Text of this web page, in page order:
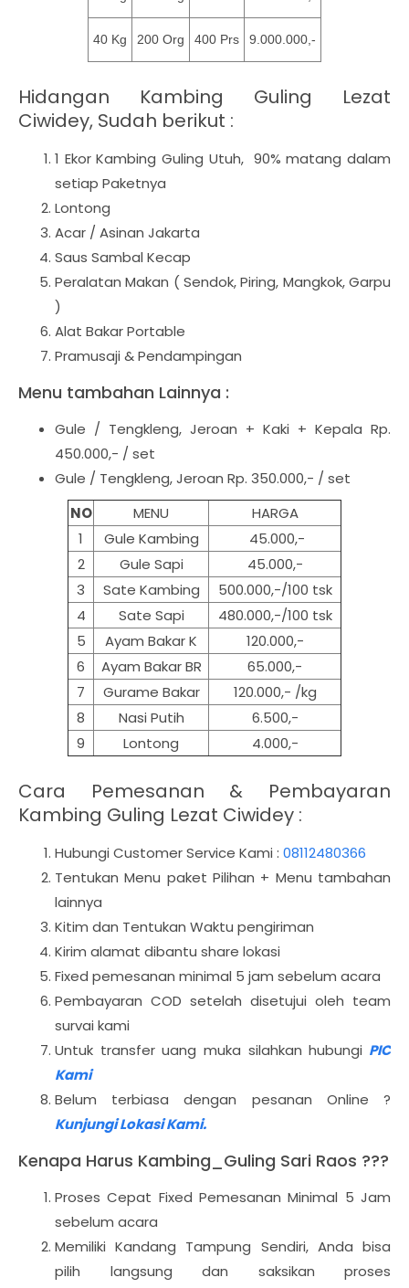
40 Kg 200 Org 400 Prs 9.000.000,-
Hidangan Kambing Guling Lezat
Ciwidey, Sudah berikut :
1 Ekor Kambing Guling Utuh, 90% matang dalam
setiap Paketnya
Lontong
Acar / Asinan Jakarta
Saus Sambal Kecap
Peralatan Makan ( Sendok, Piring, Mangkok, Garpu
)
Alat Bakar Portable
Pramusaji & Pendampingan
Menu tambahan Lainnya :
Gule / Tengkleng, Jeroan + Kaki + Kepala Rp.
450.000,- / set
Gule / Tengkleng, Jeroan Rp. 350.000,- / set
NO
MENU
HARGA
1
Gule Kambing
45.000,-
2
Gule Sapi
45.000,-
3
Sate Kambing
500.000,-/100 tsk
4
Sate Sapi
480.000,-/100 tsk
5
Ayam Bakar K
120.000,-
6
Ayam Bakar BR
65.000,-
7
Gurame Bakar
120.000,- /kg
8
Nasi Putih
6.500,-
9
Lontong 4.000,-
Cara Pemesanan & Pembayaran
Kambing Guling Lezat Ciwidey :
Hubungi Customer Service Kami : 08112480366
Tentukan Menu paket Pilihan + Menu tambahan
lainnya
Kitim dan Tentukan Waktu pengiriman
Kirim alamat dibantu share lokasi
Fixed pemesanan minimal 5 jam sebelum acara
Pembayaran COD setelah disetujui oleh team
survai kami
Untuk transfer uang muka silahkan hubungi PIC
Kami
Belum terbiasa dengan pesanan Online ?
Kunjungi Lokasi Kami.
Kenapa Harus Kambing_Guling Sari Raos ???
Proses Cepat Fixed Pemesanan Minimal 5 Jam
sebelum acara
Memiliki Kandang Tampung Sendiri, Anda bisa
pilih langsung dan saksikan proses